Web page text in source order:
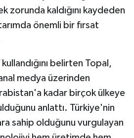
zorunda kaldığını kaydeden
önemli bir fırsat
belirten Topal,
medya üzerinden
kadar birçok ülkeye
anlattı. Türkiye'nin
sahip olduğunu vurgulayan